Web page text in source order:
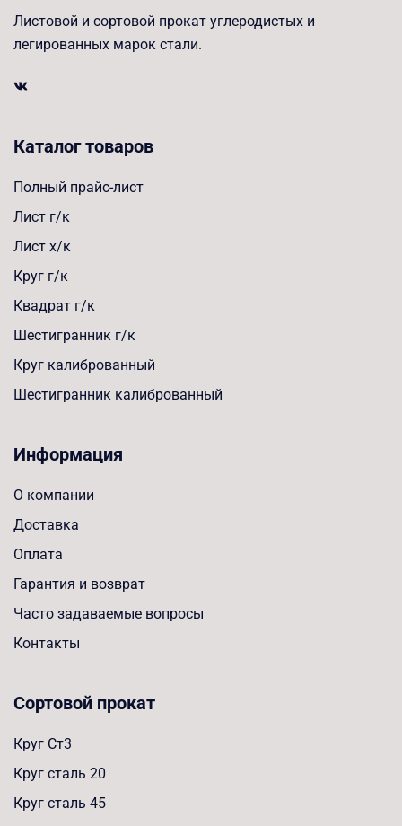
Листовой и сортовой прокат углеродистых и
легированных марок стали.
Каталог товаров
Полный прайс-лист
Лист г/к
Лист х/к
Круг г/к
Квадрат г/к
Шестигранник г/к
Круг калиброванный
Шестигранник калиброванный
Информация
О компании
Доставка
Оплата
Гарантия и возврат
Часто задаваемые вопросы
Контакты
Сортовой прокат
Круг Ст3
Круг сталь 20
Круг сталь 45